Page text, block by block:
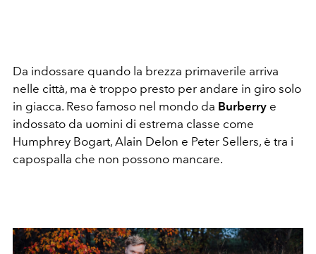
Da indossare quando la brezza primaverile arriva
nelle città, ma è troppo presto per andare in giro solo
in giacca. Reso famoso nel mondo da Burberry e
indossato da uomini di estrema classe come
Humphrey Bogart, Alain Delon e Peter Sellers, è tra i
capospalla che non possono mancare.